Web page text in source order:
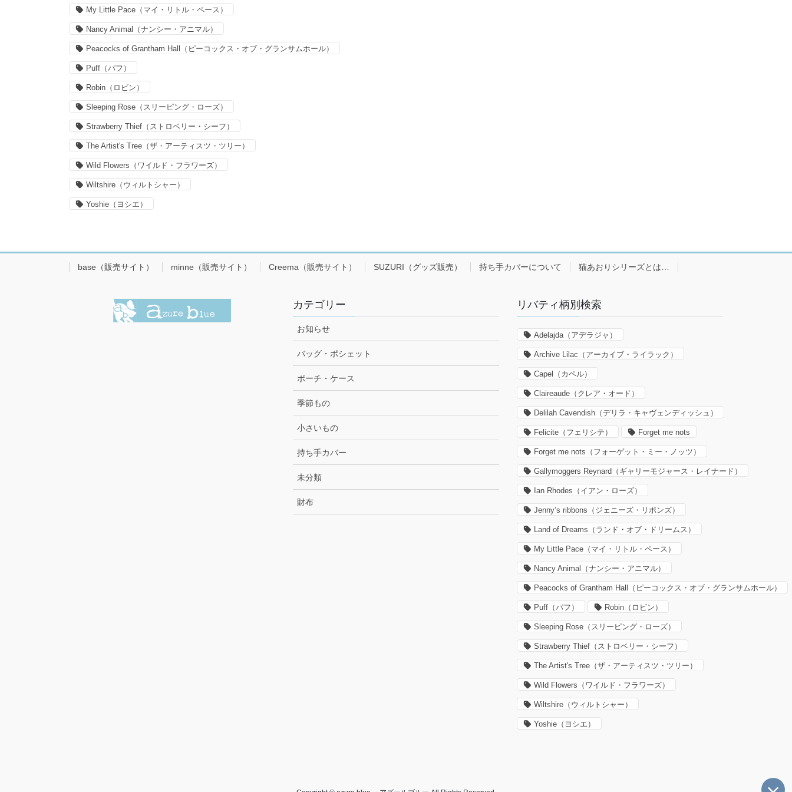
My Little Pace（マイ・リトル・ペース）
Nancy Animal（ナンシー・アニマル）
Peacocks of Grantham Hall（ピーコックス・オブ・グランサムホール）
Puff（パフ）
Robin（ロビン）
Sleeping Rose（スリーピング・ローズ）
Strawberry Thief（ストロベリー・シーフ）
The Artist's Tree（ザ・アーティスツ・ツリー）
Wild Flowers（ワイルド・フラワーズ）
Wiltshire（ウィルトシャー）
Yoshie（ヨシエ）
base（販売サイト） minne（販売サイト） Creema（販売サイト） SUZURI（グッズ販売） 持ち手カバーについて 猫あおりシリーズとは…
カテゴリー
お知らせ
バッグ・ポシェット
ポーチ・ケース
季節もの
小さいもの
持ち手カバー
未分類
財布
リバティ柄別検索
Adelajda（アデラジャ）
Archive Lilac（アーカイブ・ライラック）
Capel（カペル）
Claireaude（クレア・オード）
Delilah Cavendish（デリラ・キャヴェンディッシュ）
Felicite（フェリシテ） Forget me nots
Forget me nots（フォーゲット・ミー・ノッツ）
Gallymoggers Reynard（ギャリーモジャース・レイナード）
Ian Rhodes（イアン・ローズ）
Jenny’s ribbons（ジェニーズ・リボンズ）
Land of Dreams（ランド・オブ・ドリームス）
My Little Pace（マイ・リトル・ペース）
Nancy Animal（ナンシー・アニマル）
Peacocks of Grantham Hall（ピーコックス・オブ・グランサムホール）
Puff（パフ） Robin（ロビン）
Sleeping Rose（スリーピング・ローズ）
Strawberry Thief（ストロベリー・シーフ）
The Artist's Tree（ザ・アーティスツ・ツリー）
Wild Flowers（ワイルド・フラワーズ）
Wiltshire（ウィルトシャー）
Yoshie（ヨシエ）